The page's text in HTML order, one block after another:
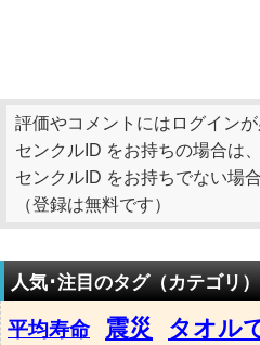
評価やコメントにはログイン
センクルID をお持ちの場合は、
センクルID をお持ちでない場合
（登録は無料です）
人気･注目のタグ（カテゴリ
平均寿命 震災 タオル